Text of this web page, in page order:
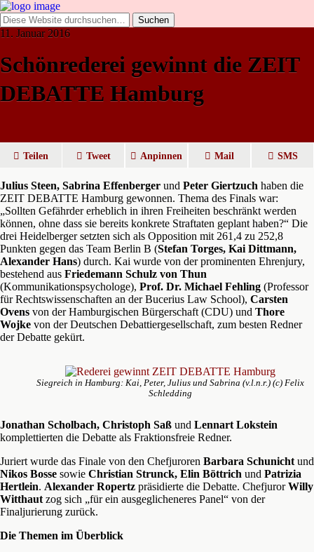
11. Januar 2016
Schönrederei gewinnt die ZEIT
DEBATTE Hamburg
Teilen Tweet Anpinnen Mail SMS
Julius Steen, Sabrina Effenberger und Peter Giertzuch haben die
ZEIT DEBATTE Hamburg gewonnen. Thema des Finals war:
„Sollten Gefährder erheblich in ihren Freiheiten beschränkt werden
können, ohne dass sie bereits konkrete Straftaten geplant haben?“ Die
drei Heidelberger setzten sich als Opposition mit 261,4 zu 252,8
Punkten gegen das Team Berlin B (Stefan Torges, Kai Dittmann,
Alexander Hans) durch. Kai wurde von der prominenten Ehrenjury,
bestehend aus Friedemann Schulz von Thun
(Kommunikationspsychologe), Prof. Dr. Michael Fehling (Professor
für Rechtswissenschaften an der Bucerius Law School), Carsten
Ovens von der Hamburgischen Bürgerschaft (CDU) und Thore
Wojke von der Deutschen Debattiergesellschaft, zum besten Redner
der Debatte gekürt.
Siegreich in Hamburg: Kai, Peter, Julius und Sabrina (v.l.n.r.) (c) Felix
Schledding
Jonathan Scholbach, Christoph Saß und Lennart Lokstein
komplettierten die Debatte als Fraktionsfreie Redner.
Juriert wurde das Finale von den Chefjuroren Barbara Schunicht und
Nikos Bosse sowie Christian Strunck, Elin Böttrich und Patrizia
Hertlein. Alexander Ropertz präsidierte die Debatte. ChefjurorWilly
Witthaut zog sich „für ein ausgeglicheneres Panel“ von der
Finaljurierung zurück.
Die Themen im Überblick